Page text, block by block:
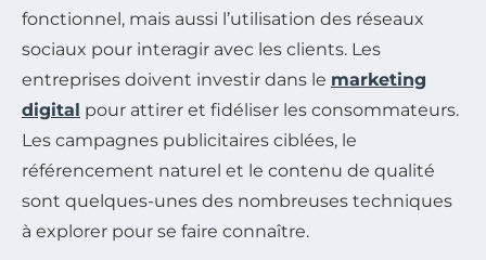
fonctionnel, mais aussi l’utilisation des réseaux
sociaux pour interagir avec les clients. Les
entreprises doivent investir dans le marketing
digital pour attirer et fidéliser les consommateurs.
Les campagnes publicitaires ciblées, le
référencement naturel et le contenu de qualité
sont quelques-unes des nombreuses techniques
à explorer pour se faire connaître.